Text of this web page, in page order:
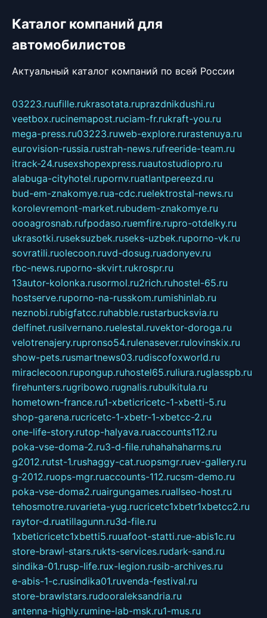
Каталог компаний для
автомобилистов
Актуальный каталог компаний по всей России
03223.ruufille.rukrasotata.ruprazdnikdushi.ru
veetbox.rucinemapost.ruciam-fr.rukraft-you.ru
mega-press.ru03223.ruweb-explore.rurastenuya.ru
eurovision-russia.rustrah-news.rufreeride-team.ru
itrack-24.rusexshopexpress.ruautostudiopro.ru
alabuga-cityhotel.rupornv.ruatlantpereezd.ru
bud-em-znakomye.rua-cdc.ruelektrostal-news.ru
korolevremont-market.rubudem-znakomye.ru
oooagrosnab.rufpodaso.ruemfire.rupro-otdelky.ru
ukrasotki.ruseksuzbek.ruseks-uzbek.ruporno-vk.ru
sovratili.ruolecoon.ruvd-dosug.ruadonyev.ru
rbc-news.ruporno-skvirt.rukrospr.ru
13autor-kolonka.rusormol.ru2rich.ruhostel-65.ru
hostserve.ruporno-na-russkom.rumishinlab.ru
neznobi.rubigfatcc.ruhabble.rustarbucksvia.ru
delfinet.rusilvernano.ruelestal.ruvektor-doroga.ru
velotrenajery.rupronso54.rulenasever.rulovinskix.ru
show-pets.rusmartnews03.rudiscofoxworld.ru
miraclecoon.rupongup.ruhostel65.ruliura.ruglasspb.ru
firehunters.rugribowo.rugnalis.rubulkitula.ru
hometown-france.ru1-xbeticricetc-1-xbetti-5.ru
shop-garena.rucricetc-1-xbetr-1-xbetcc-2.ru
one-life-story.rutop-halyava.ruaccounts112.ru
poka-vse-doma-2.ru3-d-file.ruhahahaharms.ru
g2012.rutst-1.rushaggy-cat.ruopsmgr.ruev-gallery.ru
g-2012.ruops-mgr.ruaccounts-112.rucsm-demo.ru
poka-vse-doma2.ruairgungames.ruallseo-host.ru
tehosmotre.ruvarieta-yug.rucricetc1xbetr1xbetcc2.ru
raytor-d.ruatillagunn.ru3d-file.ru
1xbeticricetc1xbetti5.ruuafoot-statti.rue-abis1c.ru
store-brawl-stars.rukts-services.rudark-sand.ru
sindika-01.rusp-life.rux-legion.rusib-archives.ru
e-abis-1-c.rusindika01.ruvenda-festival.ru
store-brawlstars.rudooraleksandria.ru
antenna-highly.rumine-lab-msk.ru1-mus.ru